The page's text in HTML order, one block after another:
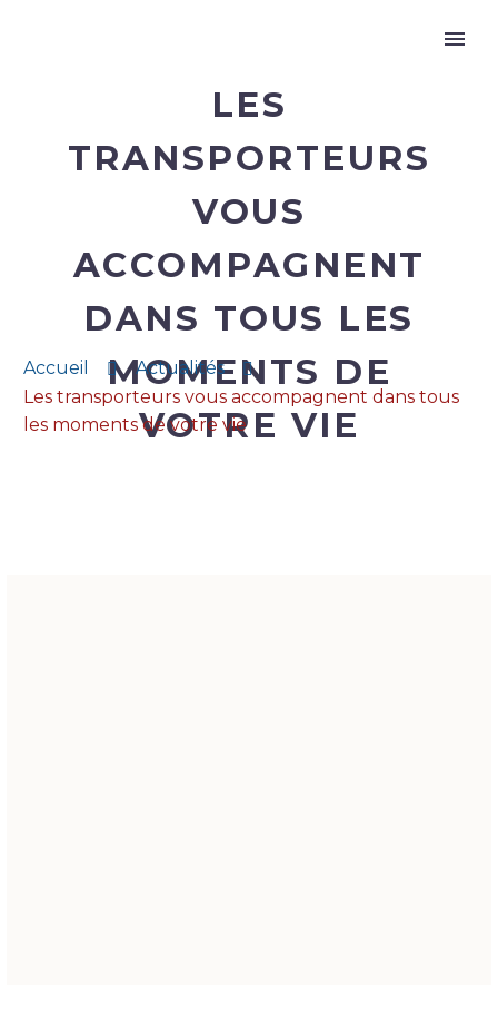
LES
TRANSPORTEURS
VOUS
ACCOMPAGNENT
DANS TOUS LES
MOMENTS DE
VOTRE VIE
Accueil
Actualités
Les transporteurs vous accompagnent dans tous
les moments de votre vie